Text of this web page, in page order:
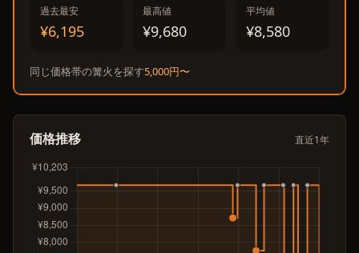
過去最安
¥6,195
最高値
¥9,680
平均値
¥8,580
同じ価格帯の篝火を探す5,000円〜
価格推移 直近1年